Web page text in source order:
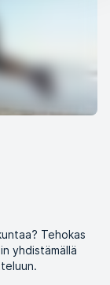
Tehokas
yhdistämällä